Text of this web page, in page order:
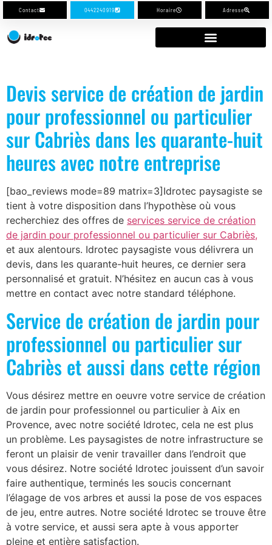
Contact 0442240919 Horaire Adresse
Devis service de création de jardin
pour professionnel ou particulier
sur Cabriès dans les quarante-huit
heures avec notre entreprise
[bao_reviews mode=89 matrix=3]Idrotec paysagiste se
tient à votre disposition dans l’hypothèse où vous
recherchiez des offres de services service de création
de jardin pour professionnel ou particulier sur Cabriès,
et aux alentours. Idrotec paysagiste vous délivrera un
devis, dans les quarante-huit heures, ce dernier sera
personnalisé et gratuit. N’hésitez en aucun cas à vous
mettre en contact avec notre standard téléphone.
Service de création de jardin pour
professionnel ou particulier sur
Cabriès et aussi dans cette région
Vous désirez mettre en oeuvre votre service de création
de jardin pour professionnel ou particulier à Aix en
Provence, avec notre société Idrotec, cela ne est plus
un problème. Les paysagistes de notre infrastructure se
feront un plaisir de venir travailler dans l’endroit que
vous désirez. Notre société Idrotec jouissent d’un savoir
faire authentique, terminés les soucis concernant
l’élagage de vos arbres et aussi la pose de vos espaces
de jeu, entre autres. Notre société Idrotec se trouve être
à votre service, et aussi sera apte à vous apporter
pleine et entière satisfaction.